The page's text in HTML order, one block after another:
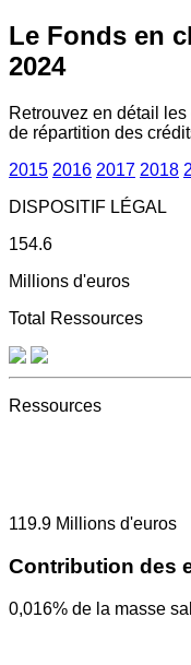
Le Fonds en
2024
Retrouvez en détail
de répartition des
2015 2016 2017 2018
DISPOSITIF LÉGAL
154.6
Millions d'euros
Total Ressources
Ressources
119.9 Millions d'euros
Contribution des
0,016% de la masse